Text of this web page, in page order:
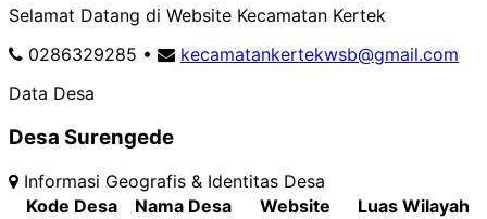
Selamat Datang di Website Kecamatan Kertek
0286329285 •
kecamatankertekwsb@gmail.com
Data Desa
Desa Surengede
Informasi Geografis & Identitas Desa
Kode Desa
Nama Desa Website
Luas Wilayah